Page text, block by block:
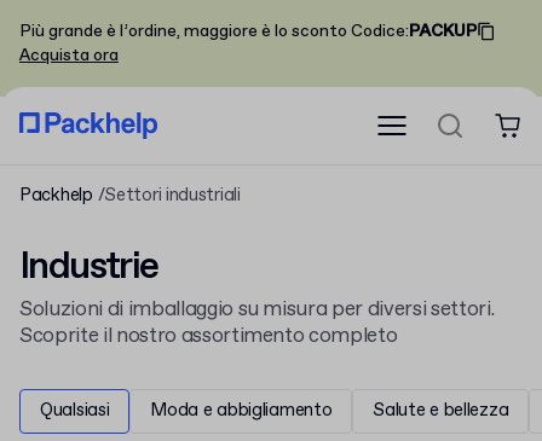
Più grande è l’ordine, maggiore è lo sconto Codice:PACKUP
Acquista ora
Packhelp Settori industriali
Industrie
Soluzioni di imballaggio su misura per diversi settori.
Scoprite il nostro assortimento completo
Qualsiasi Moda e abbigliamento Salute e bellezza